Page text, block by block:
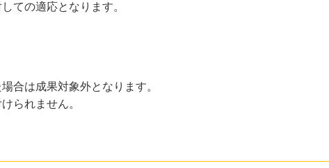
ての適応となります。
合は成果対象外となります。
られません。